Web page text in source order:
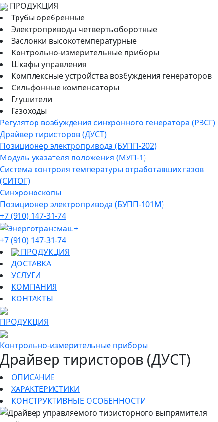
ПРОДУКЦИЯ
Трубы оребренные
Электроприводы четвертьоборотные
Заслонки высокотемпературные
Контрольно-измерительные приборы
Шкафы управления
Комплексные устройства возбуждения генераторов
Сильфонные компенсаторы
Глушители
Газоходы
Регулятор возбуждения синхронного генератора (РВСГ)
Драйвер тиристоров (ДУСТ)
Позиционер электропривода (БУПП-202)
Модуль указателя положения (МУП-1)
Система контроля температуры отработавших газов
(СИТОГ)
Синхроноскопы
Позиционер электропривода (БУПП-101М)
+7 (910) 147-31-74
+7 (910) 147-31-74
ПРОДУКЦИЯ
ДОСТАВКА
УСЛУГИ
КОМПАНИЯ
КОНТАКТЫ
ПРОДУКЦИЯ
Контрольно-измерительные приборы
Драйвер тиристоров (ДУСТ)
ОПИСАНИЕ
ХАРАКТЕРИСТИКИ
КОНСТРУКТИВНЫЕ ОСОБЕННОСТИ